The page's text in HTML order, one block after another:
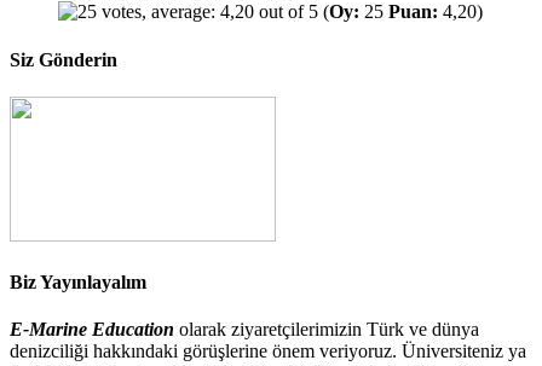
(Oy: 25 Puan: 4,20)
Siz Gönderin
Biz Yayınlayalım
E-Marine Education olarak ziyaretçilerimizin Türk ve dünya
denizciliği hakkındaki görüşlerine önem veriyoruz. Üniversiteniz ya